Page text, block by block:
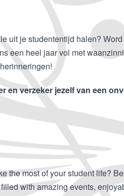
uit je studententijd halen?
een heel jaar vol met
en verzeker jezelf van een
the most of your student life?
with amazing events,